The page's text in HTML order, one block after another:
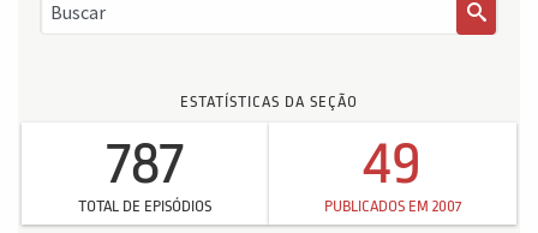
ESTATÍSTICAS DA SEÇÃO
787
TOTAL DE EPISÓDIOS
49
PUBLICADOS EM 2007